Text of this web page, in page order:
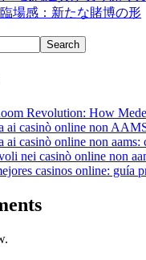
場感：新たな賭博の形
Search
Revolution: How
ai casinò online non
ai casinò online non
nei casinò online non
casinos online: guía